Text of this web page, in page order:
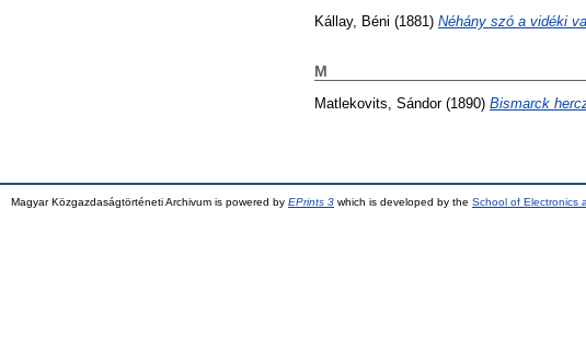
Kállay, Béni (1881) Néhány szó a vidéki
M
Matlekovits, Sándor(1890) Bismarck
Magyar Közgazdaságtörténeti Archivum is powered by EPrints 3 which is developed by the School of Electronics